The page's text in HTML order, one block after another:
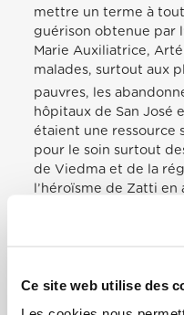
Ce site web utilise des
mettre un terme à
guérison obtenue par
Marie Auxiliatrice,
malades, surtout aux
pauvres, les
hôpitaux de San José
étaient une ressource
pour le soin surtout
de Viedma et de la
l’héroïsme de Zatti en
d’irradiation de
une page de